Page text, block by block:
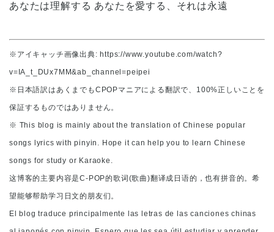
あなたは理解する あなたを愛する、それは永遠
※アイキャッチ画像出典: https://www.youtube.com/watch?
v=IA_t_DUx7MM&ab_channel=peipei
※日本語訳はあくまでもCPOPマニアによる翻訳で、100%正しいことを
保証するものではありません。
※ This blog is mainly about the translation of Chinese popular
songs lyrics with pinyin. Hope it can help you to learn Chinese
songs for study or Karaoke.
这博客的主要内容是C-POP的歌词(歌曲)翻译成日语的，也有拼音的。希
望能够帮助学习日文的朋友们。
El blog traduce principalmente las letras de las canciones chinas